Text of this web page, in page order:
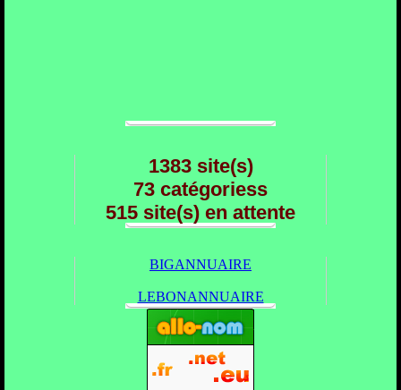
1383 site(s)
73 catégoriess
515 site(s) en attente
BIGANNUAIRE
LEBONANNUAIRE